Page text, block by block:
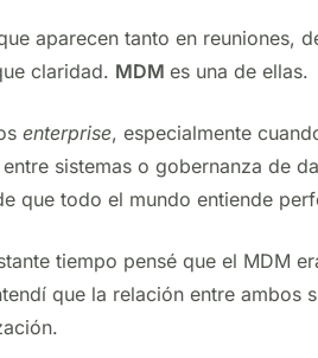
aparecen tanto en reuniones,
claridad. MDM es una de ellas.
enterprise, especialmente
sistemas o gobernanza de
que todo el mundo entiende
tiempo pensé que el MDM
que la relación entre ambos